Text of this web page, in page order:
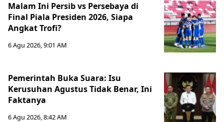
Malam Ini Persib vs Persebaya di
Final Piala Presiden 2026, Siapa
Angkat Trofi?
6 Agu 2026, 9:01 AM
Pemerintah Buka Suara: Isu
Kerusuhan Agustus Tidak Benar, Ini
Faktanya
6 Agu 2026, 8:42 AM